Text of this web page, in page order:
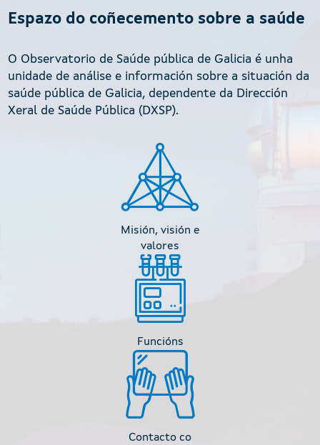
Espazo do coñecemento sobre a saúde
O Observatorio de Saúde pública de Galicia é unha
unidade de análise e información sobre a situación da
saúde pública de Galicia, dependente da Dirección
Xeral de Saúde Pública (DXSP).
Título
Misión, visión e
valores
Icono
TítuloFuncións
Icono
Título
Contacto co